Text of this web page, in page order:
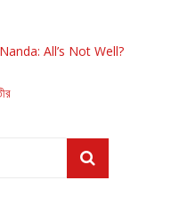
All’s Not Well?